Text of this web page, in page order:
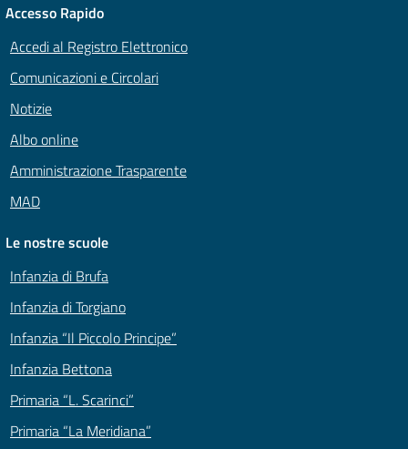
Accesso Rapido
Accedi al Registro Elettronico
Comunicazioni e Circolari
Notizie
Albo online
Amministrazione Trasparente
MAD
Le nostre scuole
Infanzia di Brufa
Infanzia di Torgiano
Infanzia “Il Piccolo Principe”
Infanzia Bettona
Primaria “L. Scarinci”
Primaria “La Meridiana”